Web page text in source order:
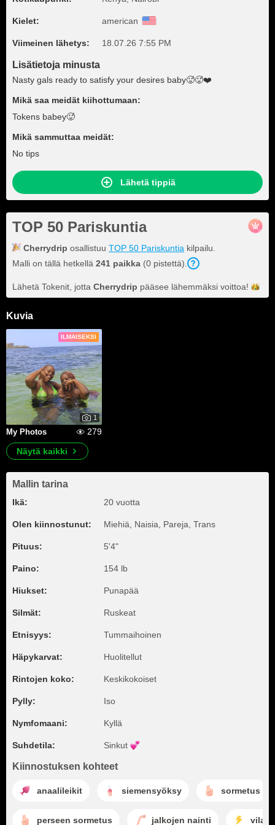
Kielet: american
Viimeinen lähetys: 18.07.26 7:55 PM
Lisätietoja minusta
Nasty gals ready to satisfy your desires baby🥵🥵❤️
Mikä saa meidät kiihottumaan:
Tokens babey🥵
Mikä sammuttaa meidät:
No tips
Lähetä tippiä
TOP 50 Pariskuntia
Cherrydrip osallistuu TOP 50 Pariskuntia kilpailu.
Malli on tällä hetkellä 241 paikka (0 pistettä).
Lähetä Tokenit, jotta Cherrydrip pääsee lähemmäksi voittoa!
Kuvia
ILMAISEKSI
1
My Photos
279
Näytä kaikki
Mallin tarina
Ikä: 20 vuotta
Olen kiinnostunut: Miehiä, Naisia, Pareja, Trans
Pituus: 5'4"
Paino: 154 lb
Hiukset: Punapää
Silmät: Ruskeat
Etnisyys: Tummaihoinen
Häpykarvat: Huolitellut
Rintojen koko: Keskikokoiset
Pylly: Iso
Nymfomaani: Kyllä
Suhdetila: Sinkut
Kiinnostuksen kohteet
anaalileikit siemensyöksy sormetus
perseen sormetus jalkojen nainti